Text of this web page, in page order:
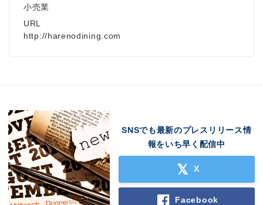
小売業
URL
http://harenodining.com
SNSでも最新のプレスリリース情
報をいち早く配信中
X
Facebook